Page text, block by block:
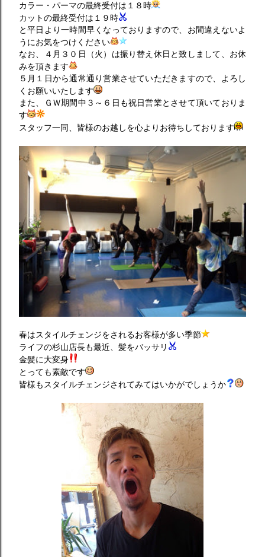
カラー・パーマの最終受付は１８時
カットの最終受付は１９時
と平日より一時間早くなっておりますので、お間違えないよ
うにお気をつけください
なお、４月３０日（火）は振り替え休日と致しまして、お休
みを頂きます
５月１日から通常通り営業させていただきますので、よろし
くお願いいたします
また、ＧＷ期間中３～６日も祝日営業とさせて頂いておりま
す
スタッフ一同、皆様のお越しを心よりお待ちしております
春はスタイルチェンジをされるお客様が多い季節
ライフの杉山店長も最近、髪をバッサリ
金髪に大変身
とっても素敵です
皆様もスタイルチェンジされてみてはいかがでしょうか